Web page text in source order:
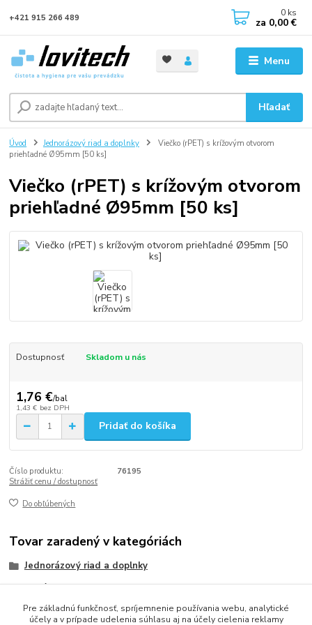
Menu
Hľadať
+421 915 266 489 0 ks
za 0,00 €
Úvod Jednorázový riad a doplnky
Viečko (rPET) s krížovým otvorom
priehľadné Ø95mm [50 ks]
Viečko (rPET) s krížovým otvorom
priehľadné Ø95mm [50 ks]
Dostupnosť Skladom u nás
1,76 €/bal
1,43 € bez DPH
Pridať do košíka
Číslo produktu:
76195
Strážiť cenu / dostupnosť
Do obľúbených
Tovar zaradený v kategóriách
Jednorázový riad a doplnky
Poháriky
Plastové poháriky (PET)
Pre základnú funkčnosť, spríjemnenie používania webu, analytické
účely a v prípade udelenia súhlasu aj na účely cielenia reklamy